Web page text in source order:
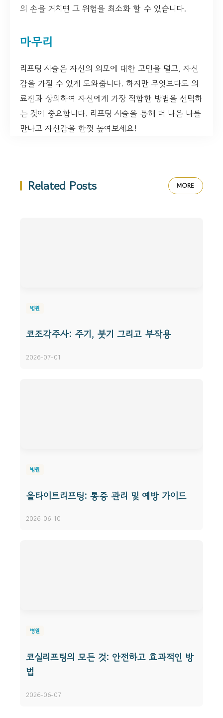
의 손을 거치면 그 위험을 최소화 할 수 있습니다.
마무리
리프팅 시술은 자신의 외모에 대한 고민을 덜고, 자신
감을 가질 수 있게 도와줍니다. 하지만 무엇보다도 의
료진과 상의하여 자신에게 가장 적합한 방법을 선택하
는 것이 중요합니다. 리프팅 시술을 통해 더 나은 나를
만나고 자신감을 한껏 높여보세요!
Related Posts MORE
병원
코조각주사: 주기, 붓기 그리고 부작용
2026-07-01
병원
올타이트리프팅: 통증 관리 및 예방 가이드
2026-06-10
병원
코실리프팅의 모든 것: 안전하고 효과적인 방
법
2026-06-07